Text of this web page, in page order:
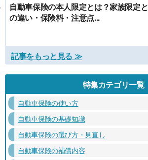
自動車保険の本人限定とは？家族限定と
の違い・保険料・注意点...
記事をもっと見る ≫
特集カテゴリ一覧
自動車保険の使い方
自動車保険の基礎知識
自動車保険の選び方・見直し
自動車保険の補償内容